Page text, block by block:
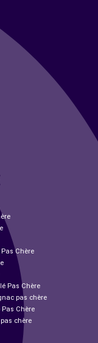
Chère
Pas Chère
pas chère
Chère
chère